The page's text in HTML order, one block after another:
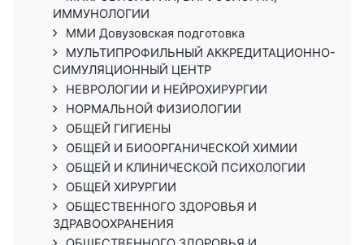
ИММУНОЛОГИИ
ММИ Довузовская подготовка
МУЛЬТИПРОФИЛЬНЫЙ АККРЕДИТАЦИОННО-
СИМУЛЯЦИОННЫЙ ЦЕНТР
НЕВРОЛОГИИ И НЕЙРОХИРУРГИИ
НОРМАЛЬНОЙ ФИЗИОЛОГИИ
ОБЩЕЙ ГИГИЕНЫ
ОБЩЕЙ И БИООРГАНИЧЕСКОЙ ХИМИИ
ОБЩЕЙ И КЛИНИЧЕСКОЙ ПСИХОЛОГИИ
ОБЩЕЙ ХИРУРГИИ
ОБЩЕСТВЕННОГО ЗДОРОВЬЯ И
ЗДРАВООХРАНЕНИЯ